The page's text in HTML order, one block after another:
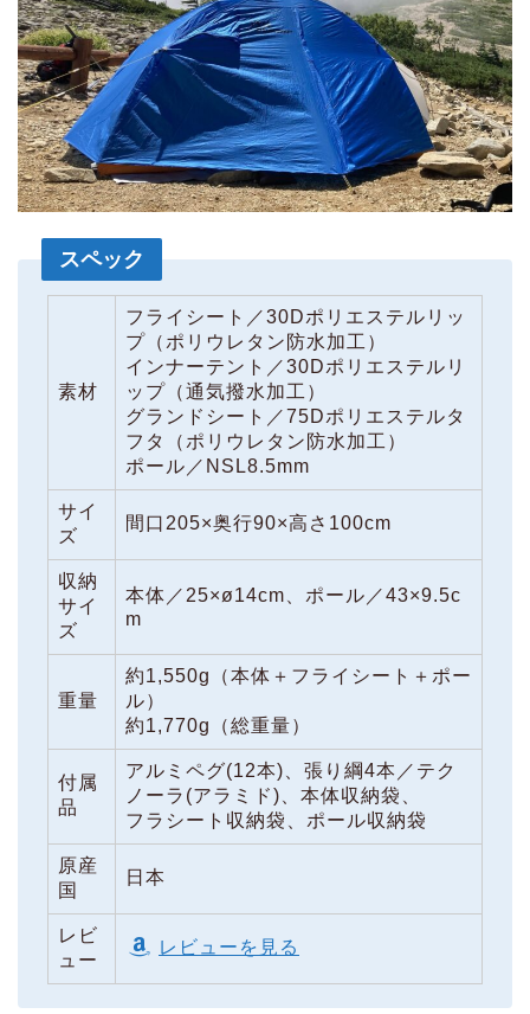
スペック
素材
フライシート／30Dポリエステルリッ
プ（ポリウレタン防水加工）
インナーテント／30Dポリエステルリ
ップ（通気撥水加工）
グランドシート／75Dポリエステルタ
フタ（ポリウレタン防水加工）
ポール／NSL8.5mm
サイ
ズ
間口205×奥行90×高さ100cm
収納
サイ
ズ
本体／25×ø14cm、ポール／43×9.5c
m
重量
約1,550g（本体＋フライシート＋ポー
ル）
約1,770g（総重量）
付属
品
アルミペグ(12本)、張り綱4本／テク
ノーラ(アラミド)、本体収納袋、
フラシート収納袋、ポール収納袋
原産
国
日本
レビ
ュー
レビューを見る